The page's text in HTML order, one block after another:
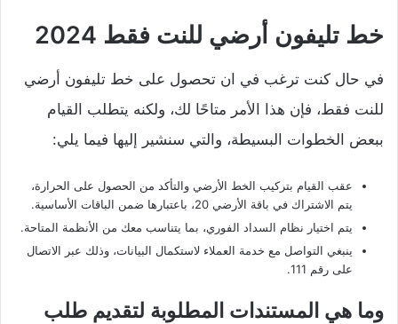
خط تليفون أرضي للنت فقط 2024
في حال كنت ترغب في ان تحصول على خط تليفون أرضي
للنت فقط، فإن هذا الأمر متاحًا لك، ولكنه يتطلب القيام
ببعض الخطوات البسيطة، والتي سنشير إليها فيما يلي:
عقب القيام بتركيب الخط الأرضي والتأكد من الحصول على الحرارة،
يتم الاشتراك في باقة الأرضي 20، باعتبارها ضمن الباقات الأساسية.
يتم اختيار نظام السداد الفوري، بما يتناسب معك من الأنظمة المتاحة.
ينبغي التواصل مع خدمة العملاء لاستكمال البيانات، وذلك عبر الاتصال
على رقم 111.
وما هي المستندات المطلوبة لتقديم طلب